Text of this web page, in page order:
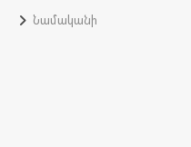
Նամականի